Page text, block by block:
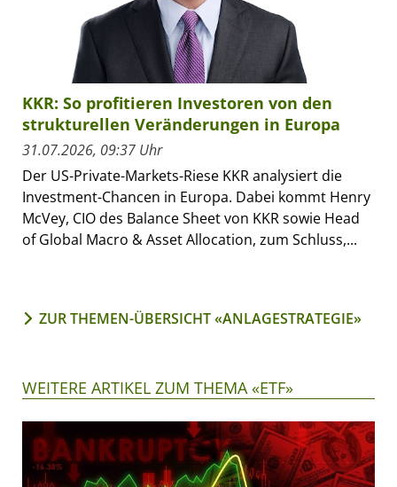
KKR: So profitieren Investoren von den
strukturellen Veränderungen in Europa
31.07.2026, 09:37 Uhr
Der US-Private-Markets-Riese KKR analysiert die
Investment-Chancen in Europa. Dabei kommt Henry
McVey, CIO des Balance Sheet von KKR sowie Head
of Global Macro & Asset Allocation, zum Schluss,...
ZUR THEMEN-ÜBERSICHT «ANLAGESTRATEGIE»
WEITERE ARTIKEL ZUM THEMA «ETF»